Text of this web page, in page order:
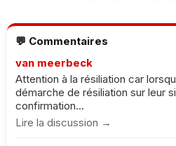
💬 Commentaires
van meerbeck
Attention à la résiliation car
démarche de résiliation sur leur
confirmation...
Lire la discussion →